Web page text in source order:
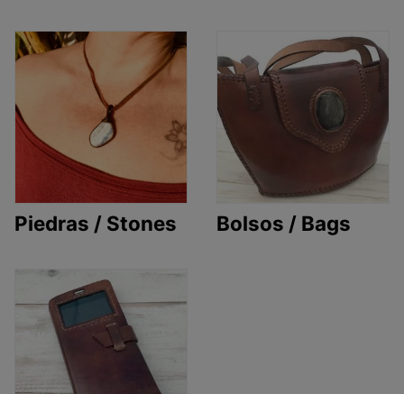
Piedras / Stones Bolsos / Bags